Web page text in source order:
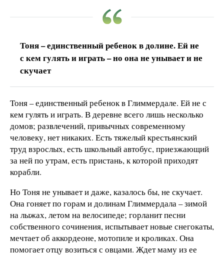
Тоня – единственный ребенок в долине. Ей не
с кем гулять и играть – но она не унывает и не
скучает
Тоня – единственный ребенок в Глиммердале. Ей не с
кем гулять и играть. В деревне всего лишь несколько
домов; развлечений, привычных современному
человеку, нет никаких. Есть тяжелый крестьянский
труд взрослых, есть школьный автобус, приезжающий
за ней по утрам, есть пристань, к которой приходят
корабли.
Но Тоня не унывает и даже, казалось бы, не скучает.
Она гоняет по горам и долинам Глиммердала – зимой
на лыжах, летом на велосипеде; горланит песни
собственного сочинения, испытывает новые снегокаты,
мечтает об аккордеоне, мотопиле и кроликах. Она
помогает отцу возиться с овцами. Ждет маму из ее